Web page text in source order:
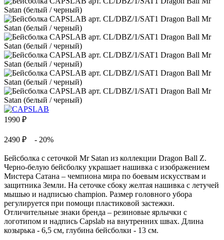
1990 ₽
2490 ₽ - 20%
Бейсболка с сеточкой Mr Satan из коллекции Dragon Ball Z.
Черно-белую бейсболку украшает нашивка с изображением
Мистера Сатана – чемпиона мира по боевым искусствам и
защитника Земли. На сеточке сбоку желтая нашивка с летучей
мышью и надписью champion. Размер головного убора
регулируется при помощи пластиковой застежки.
Отличительные знаки бренда – резиновые ярлычки с
логотипом и надпись Capslab на внутренних швах. Длина
козырька - 6,5 см, глубина бейсболки - 13 см.